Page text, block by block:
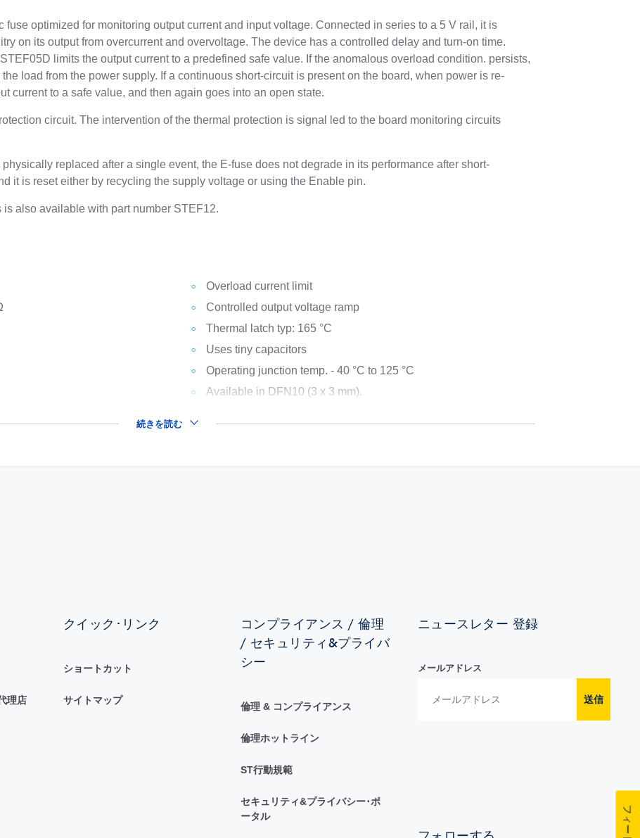
optimized for monitoring output current and input voltage. Connected in series to a 5 V rail, it is
on its output from overcurrent and overvoltage. The device has a controlled delay and turn-on time.
limits the output current to a predefined safe value. If the anomalous overload condition. persists,
load from the power supply. If a continuous short-circuit is present on the board, when power is re-
current to a safe value, and then again goes into an open state.
circuit. The intervention of the thermal protection is signal led to the board monitoring circuits
replaced after a single event, the E-fuse does not degrade in its performance after short-
it is reset either by recycling the supply voltage or using the Enable pin.
also available with part number STEF12.
Overload current limit
Controlled output voltage ramp
Thermal latch typ: 165 °C
Uses tiny capacitors
Operating junction temp. - 40 °C to 125 °C
Available in DFN10 (3 x 3 mm).
続きを読む
理店
クイック･リンク
ショートカット
サイトマップ
コンプライアンス / 倫理
/ セキュリティ&プライバ
シー
倫理 & コンプライアンス
倫理ホットライン
ST行動規範
セキュリティ&プライバシー･ポ
ータル
ニュースレター 登録
メールアドレス
送信